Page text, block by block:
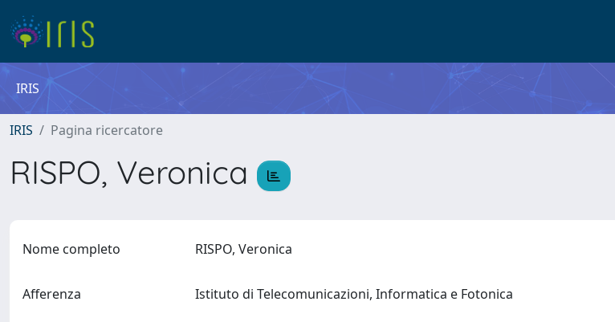
IRIS
IRIS Pagina ricercatore
RISPO, Veronica
Nome completo RISPO, Veronica
Afferenza Istituto di Telecomunicazioni, Informatica e Fotonica